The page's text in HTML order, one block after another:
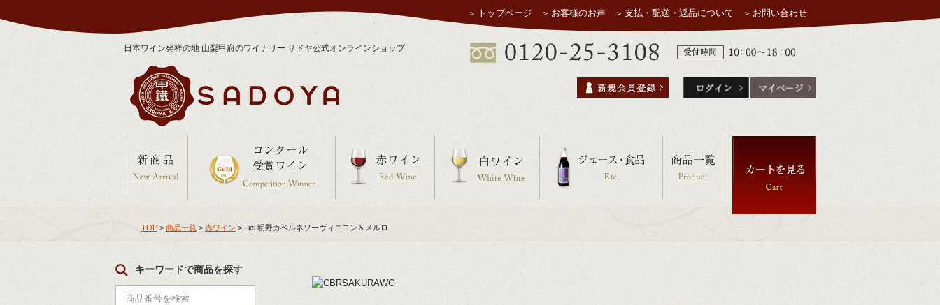
トップページ お客様のお声 支払・配送・返品について お問い合わせ
日本ワイン発祥の地 山梨甲府のワイナリー サドヤ公式オンラインショップ
TOP > 商品一覧 > 赤ワイン > Liel 明野カベルネソーヴィニヨン＆メルロ
キーワードで商品を探す